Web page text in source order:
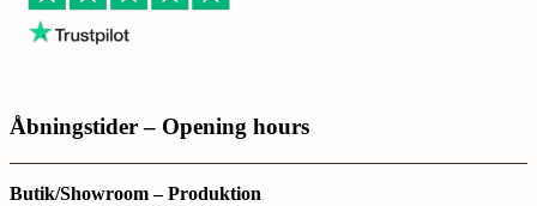
Åbningstider – Opening hours
Butik/Showroom – Produktion